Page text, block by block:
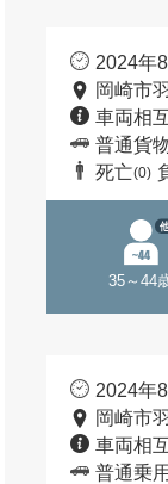
2024年
岡崎市
車両相
普通貨
死亡(0)
35～44
2024年
岡崎市
車両相
普通乗